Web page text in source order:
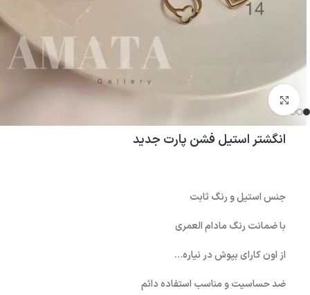
بزرگنمایی تصویر
انگشتر استیل فشن پارت جدید
جنس استیل و رنگ ثابت
با ضمانت رنگ مادام العمری
از اون کارای بپوش در نیاره…
ضد حساسیت و مناسب استفاده دائم